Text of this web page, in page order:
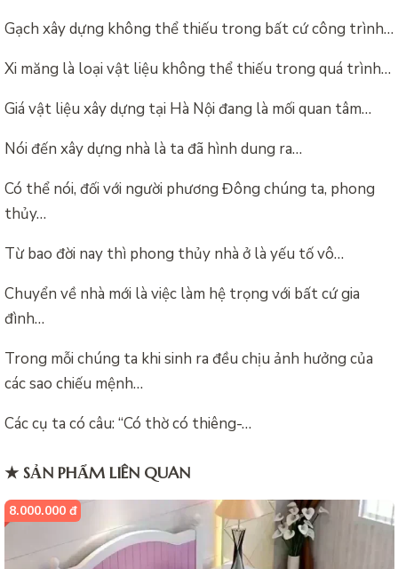
Gạch xây dựng không thể thiếu trong bất cứ công trình…
Xi măng là loại vật liệu không thể thiếu trong quá trình…
Giá vật liệu xây dựng tại Hà Nội đang là mối quan tâm…
Nói đến xây dựng nhà là ta đã hình dung ra…
Có thể nói, đối với người phương Đông chúng ta, phong
thủy…
Từ bao đời nay thì phong thủy nhà ở là yếu tố vô…
Chuyển về nhà mới là việc làm hệ trọng với bất cứ gia
đình…
Trong mỗi chúng ta khi sinh ra đều chịu ảnh hưởng của
các sao chiếu mệnh…
Các cụ ta có câu: “Có thờ có thiêng-…
★ SẢN PHẨM LIÊN QUAN
8.000.000 đ